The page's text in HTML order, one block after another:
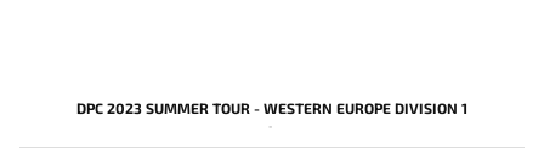
DPC 2023 SUMMER TOUR - WESTERN EUROPE DIVISION 1
-